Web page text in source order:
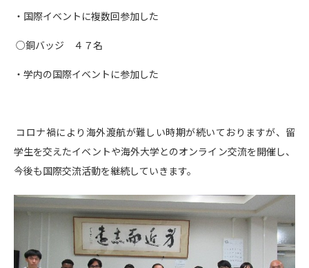
・国際イベントに複数回参加した
○銅バッジ ４７名
・学内の国際イベントに参加した
コロナ禍により海外渡航が難しい時期が続いておりますが、留
学生を交えたイベントや海外大学とのオンライン交流を開催し、
今後も国際交流活動を継続していきます。